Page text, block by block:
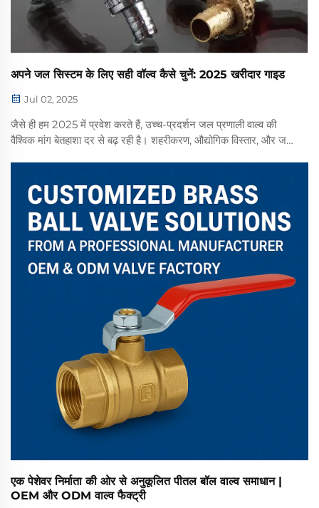
अपने जल सिस्टम के लिए सही वॉल्व कैसे चुनें: 2025 खरीदार गाइड
Jul 02, 2025
जैसे ही हम 2025 में प्रवेश करते हैं, उच्च-प्रदर्शन जल प्रणाली वाल्व की
वैश्विक मांग बेतहाशा दर से बढ़ रही है। शहरीकरण, औद्योगिक विस्तार, और जल
एक पेशेवर निर्माता की ओर से अनुकूलित पीतल बॉल वाल्व समाधान |
OEM और ODM वाल्व फैक्ट्री